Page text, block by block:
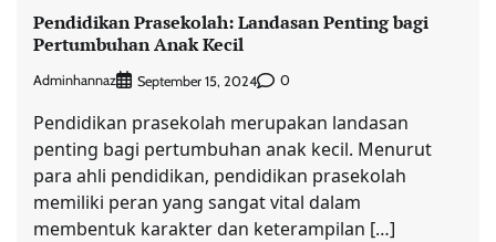
Pendidikan Prasekolah: Landasan Penting bagi
Pertumbuhan Anak Kecil
Adminhannaz September 15, 2024 0
Pendidikan prasekolah merupakan landasan
penting bagi pertumbuhan anak kecil. Menurut
para ahli pendidikan, pendidikan prasekolah
memiliki peran yang sangat vital dalam
membentuk karakter dan keterampilan […]